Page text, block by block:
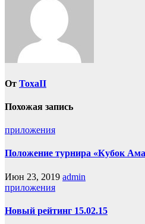
От ToxaII
Похожая запись
приложения
Положение турнира «Кубок
Июн 23, 2019 admin
приложения
Новый рейтинг 15.02.15